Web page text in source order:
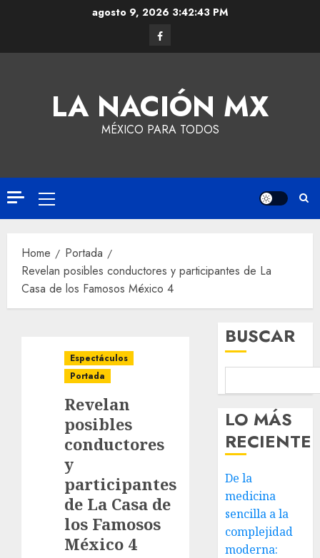
agosto 9, 2026 3:42:44 PM
LA NACIÓN MX
MÉXICO PARA TODOS
Home
Portada
Revelan posibles conductores y participantes de La
Casa de los Famosos México 4
Espectáculos
Portada
Revelan
posibles
conductores
y
participantes
de La Casa de
los Famosos
México 4
BUSCAR
LO MÁS
RECIENTE
De la
medicina
sencilla a la
complejidad
moderna: